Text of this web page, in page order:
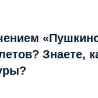
Знаете,